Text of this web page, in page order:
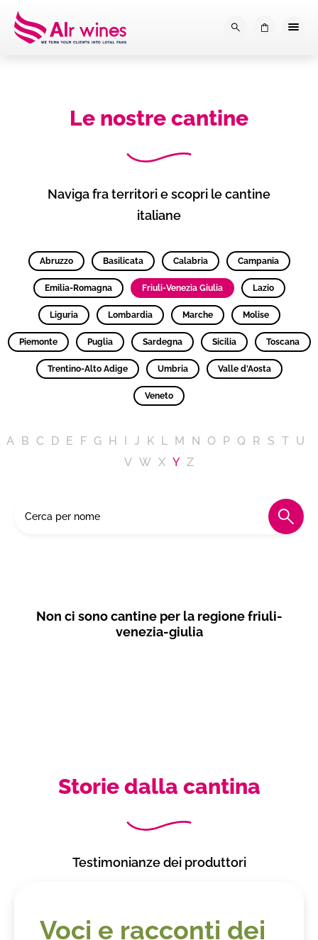
Dalla loro vendemmia, alla
Le nostre cantine
Naviga fra territori e scopri le cantine
italiane
Abruzzo Basilicata Calabria Campania
Emilia-Romagna Friuli-Venezia Giulia Lazio
Liguria Lombardia Marche Molise
Piemonte Puglia Sardegna Sicilia Toscana
Trentino-Alto Adige Umbria Valle d'Aosta
Veneto
A B C D E F G H J K L M N O P Q R S T U
V W X Y Z
Non ci sono cantine per la regione friuli-
venezia-giulia
Storie dalla cantina
Testimonianze dei produttori
Voci e racconti dei